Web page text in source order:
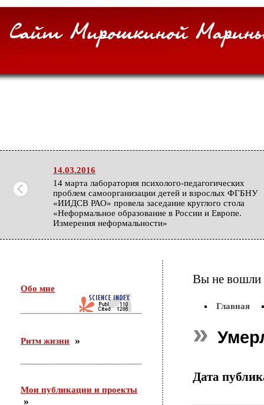
14.03.2016
14 марта лаборатория психолого-педагогических
проблем самоорганизации детей и взрослых ФГБНУ
«ИИДСВ РАО» провела заседание круглого стола
«Неформальное образование в России и Европе.
Измерения неформальности»
26 февраля в г. Орехово-Зуево состоялся круглый
стол по проекту «Сетевое научно-педагогическое
партнерство». Участники — ФГБНУ «ИИДСВ
РАО», ГОО ВПО «ГГТУ», Управление образования
г.о. Орехово-Зуево
25.12.2015
Приняла участие во «II Всероссийском
корчаковском сборе: от практики к моделям
развития педагогического образования». Выступила
с сообщением «Советские педагоги и несоветские
дети. Парадоксы воспитания».
Обо мне
Ритм жизни
Мои публикации и проекты
Вы не вошли
Главная
Дата